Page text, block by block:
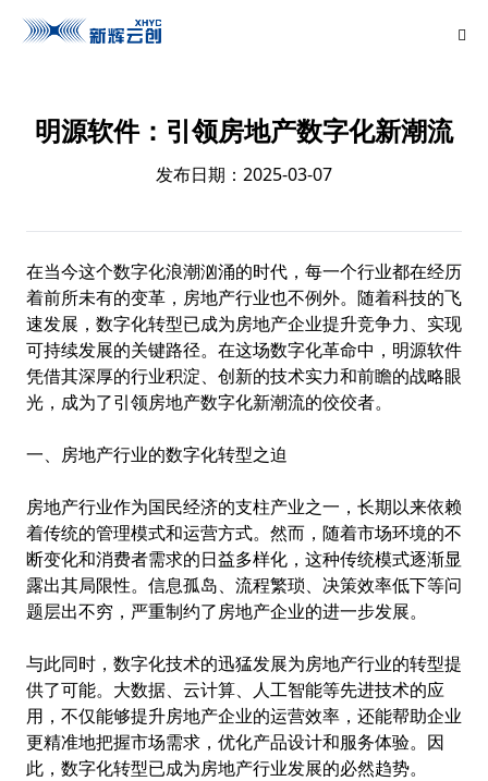
明源软件：引领房地产数字化新潮流
发布日期：2025-03-07
在当今这个数字化浪潮汹涌的时代，每一个行业都在经历
着前所未有的变革，房地产行业也不例外。随着科技的飞
速发展，数字化转型已成为房地产企业提升竞争力、实现
可持续发展的关键路径。在这场数字化革命中， 明源软件
凭借其深厚的行业积淀、创新的技术实力和前瞻的战略眼
光，成为了引领房地产数字化新潮流的佼佼者。
一、房地产行业的数字化转型之迫
房地产行业作为国民经济的支柱产业之一，长期以来依赖
着传统的管理模式和运营方式。然而，随着市场环境的不
断变化和消费者需求的日益多样化，这种传统模式逐渐显
露出其局限性。信息孤岛、流程繁琐、决策效率低下等问
题层出不穷，严重制约了房地产企业的进一步发展。
与此同时，数字化技术的迅猛发展为房地产行业的转型提
供了可能。大数据、云计算、人工智能等先进技术的应
用，不仅能够提升房地产企业的运营效率，还能帮助企业
更精准地把握市场需求，优化产品设计和服务体验。因
此，数字化转型已成为房地产行业发展的必然趋势。